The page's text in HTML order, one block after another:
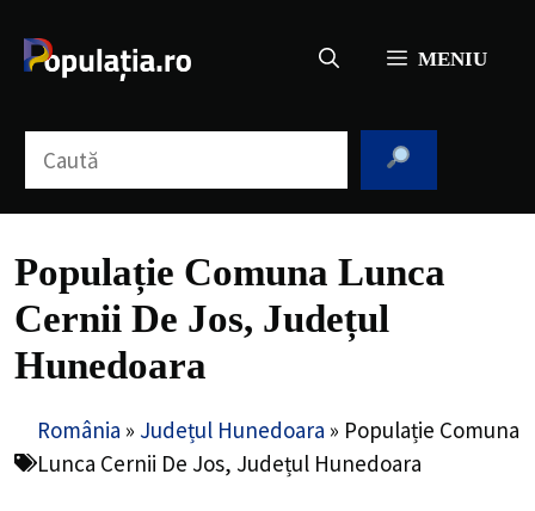
conținut
MENIU
Populație Comuna Lunca
Cernii De Jos, Județul
Hunedoara
România » Județul Hunedoara » Populație Comuna
Lunca Cernii De Jos, Județul Hunedoara